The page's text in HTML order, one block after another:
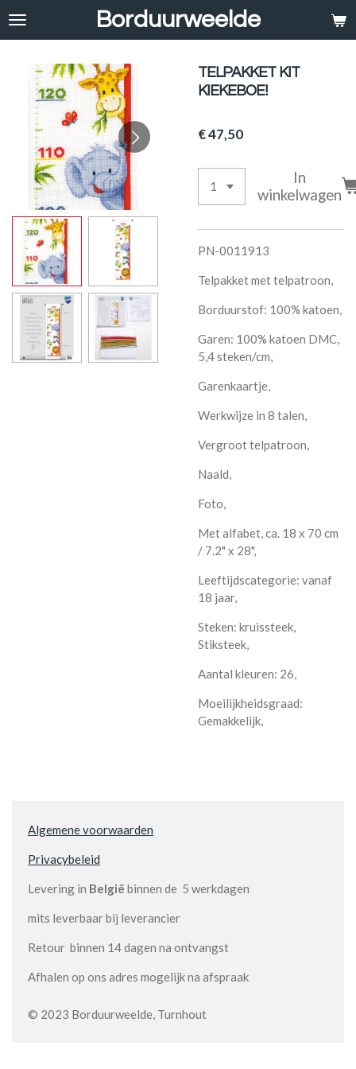
Ga
hoofdinhoud
Borduurweelde
TELPAKKET KIT
KIEKEBOE!
€ 47,50
In
winkelwagen
PN-0011913
Telpakket met telpatroon,
Borduurstof: 100% katoen,
Garen: 100% katoen DMC,
5,4 steken/cm,
Garenkaartje,
Werkwijze in 8 talen,
Vergroot telpatroon,
Naald,
Foto,
Met alfabet, ca. 18 x 70 cm
/ 7.2" x 28",
Leeftijdscategorie: vanaf
18 jaar,
Steken: kruissteek,
Stiksteek,
Aantal kleuren: 26,
Moeilijkheidsgraad:
Gemakkelijk,
Algemene voorwaarden
Privacybeleid
Levering in België binnen de 5 werkdagen
mits leverbaar bij leverancier
Retour binnen 14 dagen na ontvangst
Afhalen op ons adres mogelijk na afspraak
© 2023 Borduurweelde, Turnhout